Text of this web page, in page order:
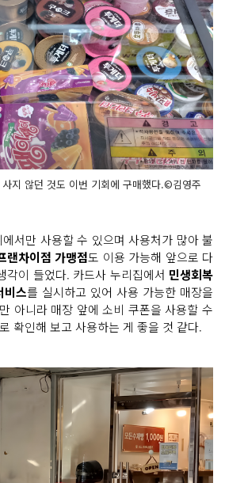
지 않던 것도 이번 기회에 구매했다.©김영주
서만 사용할 수 있으며 사용처가 많아 불
랜차이점 가맹점도 이용 가능해 앞으로 다
각이 들었다. 카드사 누리집에서 민생회복
비스를 실시하고 있어 사용 가능한 매장을
아니라 매장 앞에 소비 쿠폰을 사용할 수
확인해 보고 사용하는 게 좋을 것 같다.